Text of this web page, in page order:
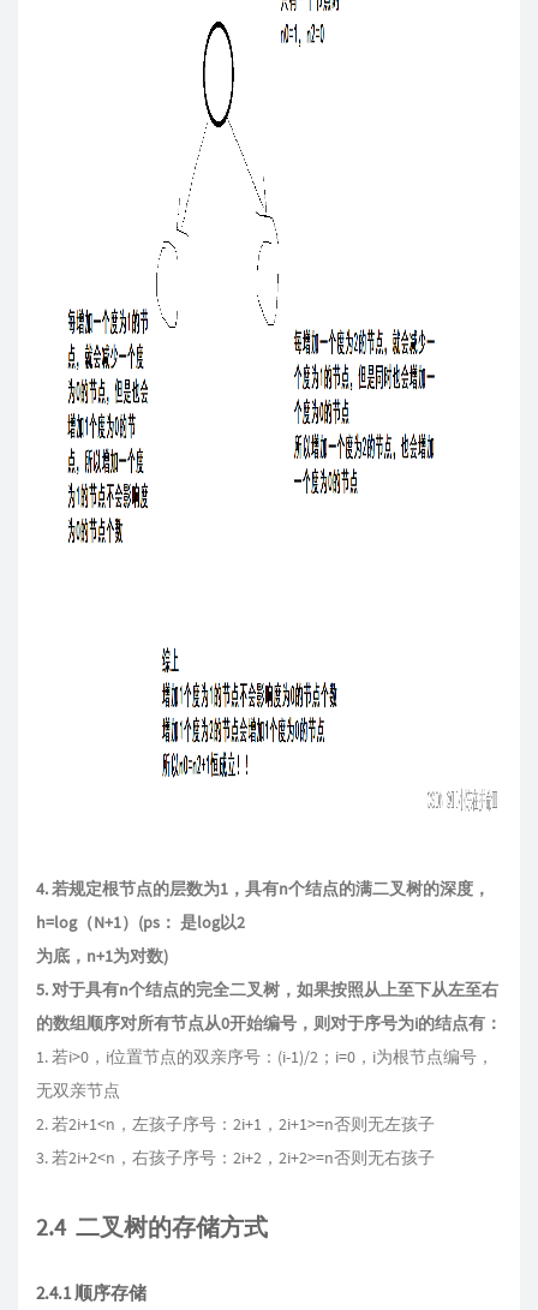
4. 若规定根节点的层数为1，具有n个结点的满二叉树的深度，
h=log（N+1）(ps： 是log以2
为底，n+1为对数)
5. 对于具有n个结点的完全二叉树，如果按照从上至下从左至右
的数组顺序对所有节点从0开始编号，则对于序号为i的结点有：
1. 若i>0，i位置节点的双亲序号：(i-1)/2；i=0，i为根节点编号，
无双亲节点
2. 若2i+1<n，左孩子序号：2i+1，2i+1>=n否则无左孩子
3. 若2i+2<n，右孩子序号：2i+2，2i+2>=n否则无右孩子
2.4 二叉树的存储方式
2.4.1 顺序存储